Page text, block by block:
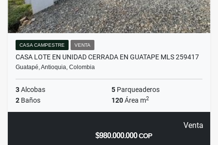
CASA CAMPESTRE VENTA
CASA LOTE EN UNIDAD CERRADA EN GUATAPE MLS 259417
Guatapé, Antioquia, Colombia
3Alcobas 5 Parqueaderos
2 Baños 120Área m2
Venta
$980.000.000COP